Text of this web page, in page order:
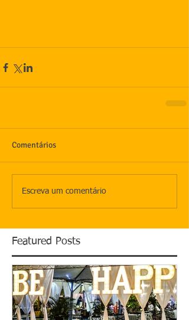
Comentários
Escreva um comentário
Featured Posts